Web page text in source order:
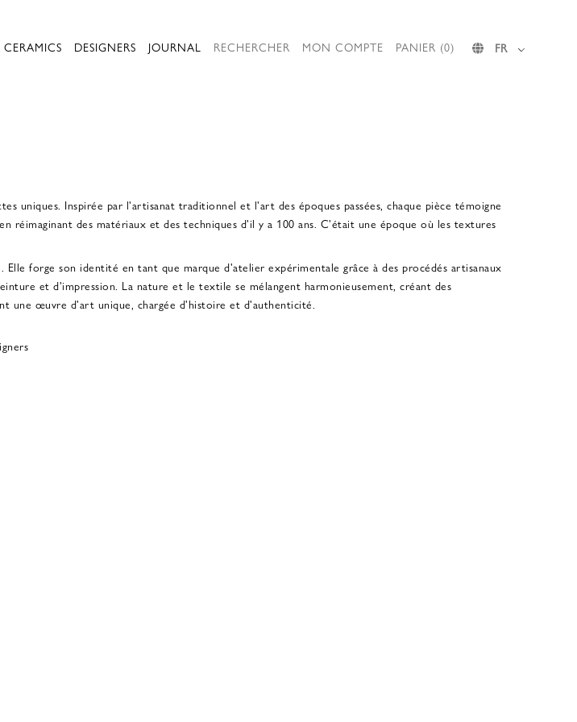
CERAMICS DESIGNERS JOURNAL RECHERCHER MON COMPTE PANIER (0) FR
uniques. Inspirée par l'artisanat traditionnel et l'art des époques passées, chaque pièce témoigne
des matériaux et des techniques d'il y a 100 ans. C'était une époque où les textures
forge son identité en tant que marque d'atelier expérimentale grâce à des procédés artisanaux
et d'impression. La nature et le textile se mélangent harmonieusement, créant des
une œuvre d'art unique, chargée d'histoire et d'authenticité.